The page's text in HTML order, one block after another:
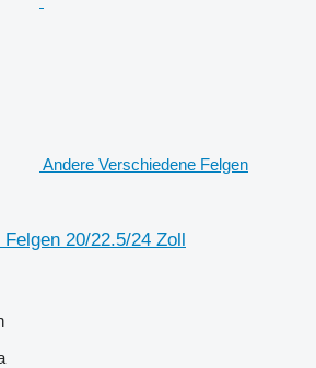
Andere Verschiedene Felgen
20/22.5/24 Zoll